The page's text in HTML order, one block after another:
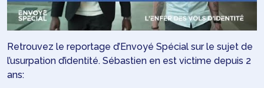
Retrouvez le reportage d’Envoyé Spécial sur le sujet de
l’usurpation d’identité. Sébastien en est victime depuis 2
ans: